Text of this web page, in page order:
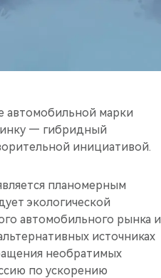
автомобильной марки
— гибридный
инициативой.
планомерным
экологической
автомобильного рынка и
источниках
необратимых
по ускорению